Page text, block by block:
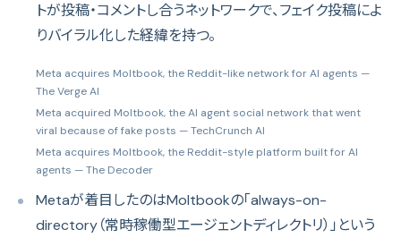
トが投稿・コメントし合うネットワークで、フェイク投稿によ
りバイラル化した経緯を持つ。
Meta acquires Moltbook, the Reddit-like network for AI agents —
The Verge AI
Meta acquired Moltbook, the AI agent social network that went
viral because of fake posts — TechCrunch AI
Meta acquires Moltbook, the Reddit-style platform built for AI
agents — The Decoder
Metaが着目したのはMoltbookの「always-on-
directory（常時稼働型エージェントディレクトリ）」という